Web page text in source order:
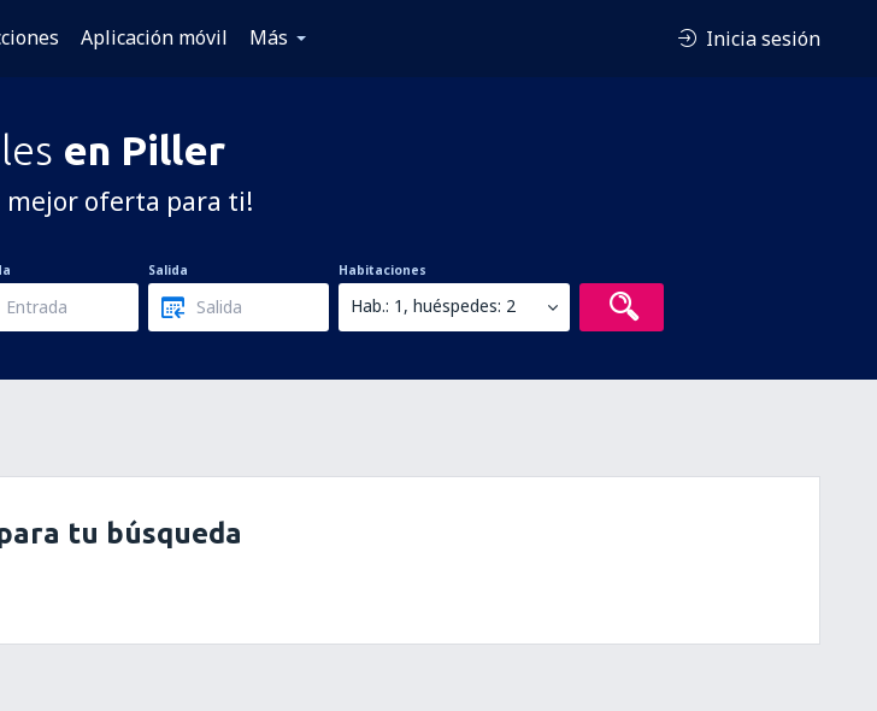
Aplicación móvil Más Inicia sesión
en Piller
mejor oferta para ti!
Salida Habitaciones
Hab.: 1, huéspedes: 2
tu búsqueda